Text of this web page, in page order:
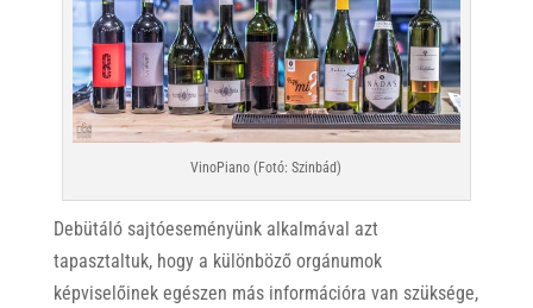
VinoPiano (Fotó: Szinbád)
Debütáló sajtóeseményünk alkalmával azt
tapasztaltuk, hogy a különböző orgánumok
képviselőinek egészen más információra van szüksége,